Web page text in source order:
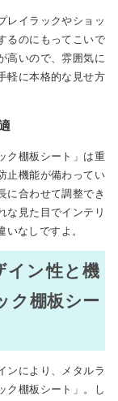
レイラックやショッ
るのにもってこいで
高いので、雰囲気に
軽に本格的な見せ方
ク棚板シート」は重
止機能が備わってい
に合わせて調整でき
な見た目でインテリ
なしですよ。
イン性と機
ク棚板シー
ンにより、メタルラ
ク棚板シート」。し